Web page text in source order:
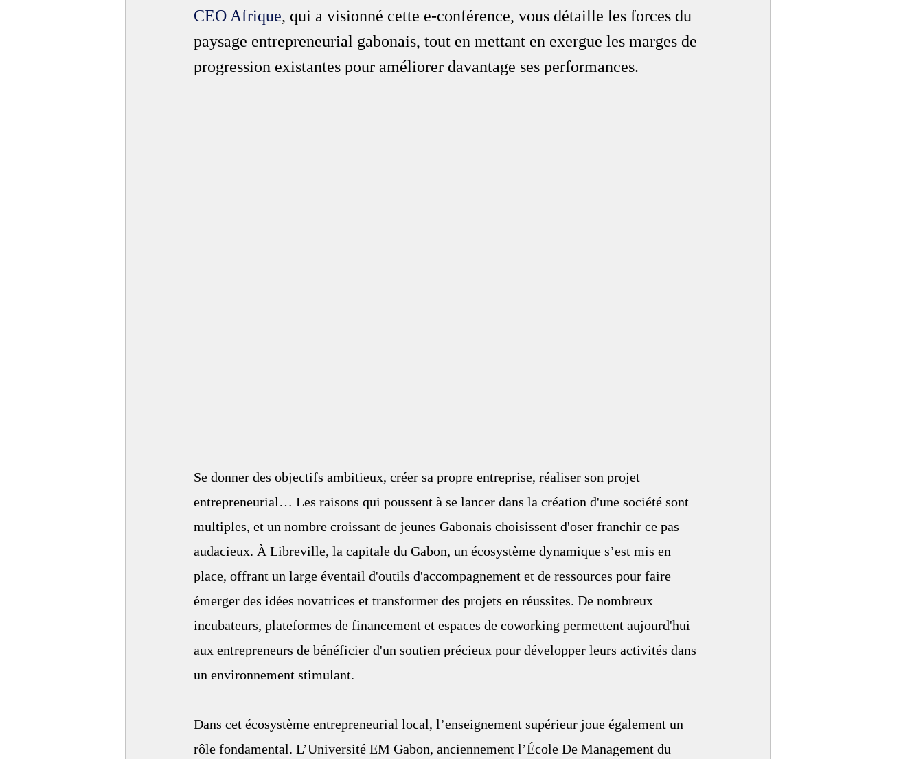
CEO Afrique, qui a visionné cette e-conférence, vous détaille les forces du
paysage entrepreneurial gabonais, tout en mettant en exergue les marges de
progression existantes pour améliorer davantage ses performances.
Se donner des objectifs ambitieux, créer sa propre entreprise, réaliser son projet
entrepreneurial… Les raisons qui poussent à se lancer dans la création d'une société sont
multiples, et un nombre croissant de jeunes Gabonais choisissent d'oser franchir ce pas
audacieux. À Libreville, la capitale du Gabon, un écosystème dynamique s’est mis en
place, offrant un large éventail d'outils d'accompagnement et de ressources pour faire
émerger des idées novatrices et transformer des projets en réussites. De nombreux
incubateurs, plateformes de financement et espaces de coworking permettent aujourd'hui
aux entrepreneurs de bénéficier d'un soutien précieux pour développer leurs activités dans
un environnement stimulant.
Dans cet écosystème entrepreneurial local, l’enseignement supérieur joue également un
rôle fondamental. L’Université EM Gabon, anciennement l’École De Management du